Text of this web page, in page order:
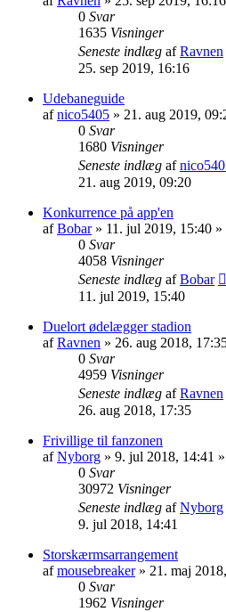
0 Svar
1635 Visninger
Seneste indlæg afRavnen
25. sep 2019, 16:16
Udebaneguide
afnico5405 » 21. aug 2019,
0 Svar
1680 Visninger
Seneste indlæg af
21. aug 2019, 09:20
Konkurrence på app'en
afBobar» 11. jul 2019, 15:40 »
0 Svar
4058 Visninger
Seneste indlæg afBobar
11. jul 2019, 15:40
Duelort ødelægger stadion
afRavnen » 26. aug 2018,
0 Svar
4959 Visninger
Seneste indlæg afRavnen
26. aug 2018, 17:35
Frivillige til fanzonen
afNyborg » 9. jul 2018, 14:41
0 Svar
30972 Visninger
Seneste indlæg afNyborg
9. jul 2018, 14:41
Storskærmsarrangement
afmousebreaker» 21. maj
0 Svar
1962 Visninger